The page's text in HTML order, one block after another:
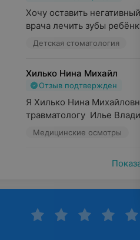
Хочу оставить
врача лечить зубы
Детская стоматология
Хилько Нина Михайл
Отзыв подтвержден
Я Хилько Нина
травматологу  Илье
Медицинские осмотры